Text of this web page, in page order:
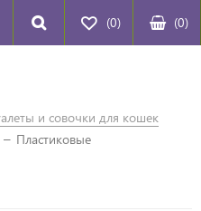
(0) (0)
и совочки для кошек
Пластиковые